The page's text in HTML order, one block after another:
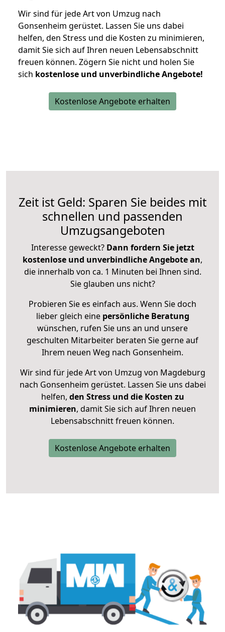
Wir sind für jede Art von Umzug nach
Gonsenheim gerüstet. Lassen Sie uns dabei
helfen, den Stress und die Kosten zu minimieren,
damit Sie sich auf Ihren neuen Lebensabschnitt
freuen können. Zögern Sie nicht und holen Sie
sich kostenlose und unverbindliche Angebote!
Kostenlose Angebote erhalten
Zeit ist Geld: Sparen Sie beides mit
schnellen und passenden
Umzugsangeboten
Interesse geweckt? Dann fordern Sie jetzt
kostenlose und unverbindliche Angebote an,
die innerhalb von ca. 1 Minuten bei Ihnen sind.
Sie glauben uns nicht?
Probieren Sie es einfach aus. Wenn Sie doch
lieber gleich eine persönliche Beratung
wünschen, rufen Sie uns an und unsere
geschulten Mitarbeiter beraten Sie gerne auf
Ihrem neuen Weg nach Gonsenheim.
Wir sind für jede Art von Umzug von Magdeburg
nach Gonsenheim gerüstet. Lassen Sie uns dabei
helfen, den Stress und die Kosten zu
minimieren, damit Sie sich auf Ihren neuen
Lebensabschnitt freuen können.
Kostenlose Angebote erhalten